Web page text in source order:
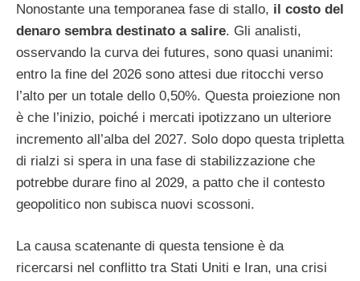
Nonostante una temporanea fase di stallo, il costo del
denaro sembra destinato a salire. Gli analisti,
osservando la curva dei futures, sono quasi unanimi:
entro la fine del 2026 sono attesi due ritocchi verso
l’alto per un totale dello 0,50%. Questa proiezione non
è che l’inizio, poiché i mercati ipotizzano un ulteriore
incremento all’alba del 2027. Solo dopo questa tripletta
di rialzi si spera in una fase di stabilizzazione che
potrebbe durare fino al 2029, a patto che il contesto
geopolitico non subisca nuovi scossoni.
La causa scatenante di questa tensione è da
ricercarsi nel conflitto tra Stati Uniti e Iran, una crisi